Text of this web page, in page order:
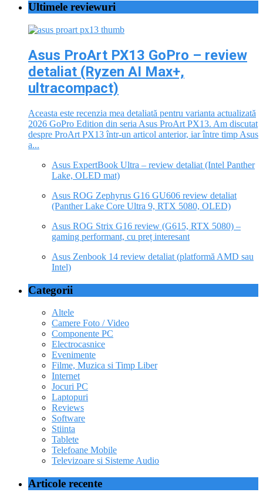
Ultimele reviewuri
Asus ProArt PX13 GoPro – review
detaliat (Ryzen AI Max+,
ultracompact)
Aceasta este recenzia mea detaliată pentru varianta actualizată
2026 GoPro Edition din seria Asus ProArt PX13. Am discutat
despre ProArt PX13 într-un articol anterior, iar între timp Asus
a...
Asus ExpertBook Ultra – review detaliat (Intel Panther
Lake, OLED mat)
Asus ROG Zephyrus G16 GU606 review detaliat
(Panther Lake Core Ultra 9, RTX 5080, OLED)
Asus ROG Strix G16 review (G615, RTX 5080) –
gaming performant, cu preț interesant
Asus Zenbook 14 review detaliat (platformă AMD sau
Intel)
Categorii
Altele
Camere Foto / Video
Componente PC
Electrocasnice
Evenimente
Filme, Muzica si Timp Liber
Internet
Jocuri PC
Laptopuri
Reviews
Software
Stiinta
Tablete
Telefoane Mobile
Televizoare si Sisteme Audio
Articole recente